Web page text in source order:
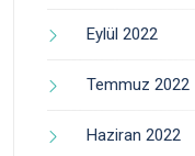
Eylül 2022
Temmuz 2022
Haziran 2022